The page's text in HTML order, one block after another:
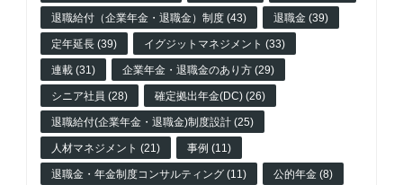
退職給付（企業年金・退職金）制度 (43) 退職金 (39)
定年延長 (39) イグジットマネジメント (33)
連載 (31) 企業年金・退職金のあり方 (29)
シニア社員 (28) 確定拠出年金(DC) (26)
退職給付(企業年金・退職金)制度設計 (25)
人材マネジメント (21) 事例 (11)
退職金・年金制度コンサルティング (11) 公的年金 (8)